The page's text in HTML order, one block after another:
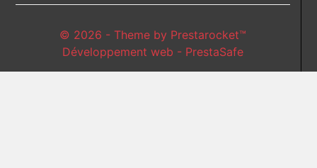
© 2026 - Theme by Prestarocket™
Développement web - PrestaSafe